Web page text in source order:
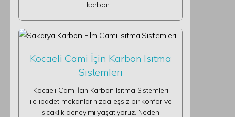
karbon…
Kocaeli Cami İçin Karbon Isıtma
Sistemleri
Kocaeli Cami İçin Karbon Isıtma Sistemleri
ile ibadet mekanlarınızda eşsiz bir konfor ve
sıcaklık deneyimi yaşatıyoruz. Neden